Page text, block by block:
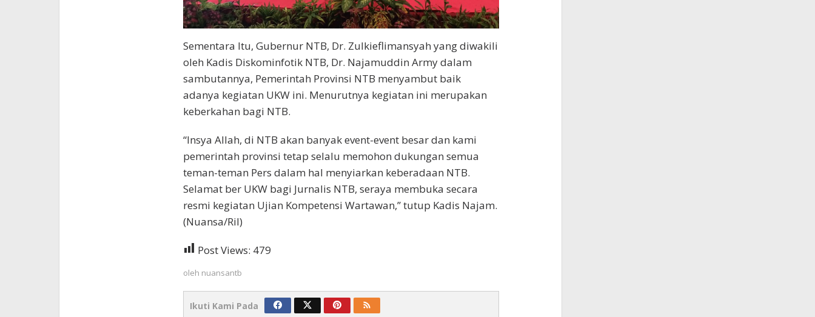
Sementara Itu, Gubernur NTB, Dr. Zulkieflimansyah yang diwakili
oleh Kadis Diskominfotik NTB, Dr. Najamuddin Army dalam
sambutannya, Pemerintah Provinsi NTB menyambut baik
adanya kegiatan UKW ini. Menurutnya kegiatan ini merupakan
keberkahan bagi NTB.
“Insya Allah, di NTB akan banyak event-event besar dan kami
pemerintah provinsi tetap selalu memohon dukungan semua
teman-teman Pers dalam hal menyiarkan keberadaan NTB.
Selamat ber UKW bagi Jurnalis NTB, seraya membuka secara
resmi kegiatan Ujian Kompetensi Wartawan,’’ tutup Kadis Najam.
(Nuansa/Ril)
Post Views: 479
oleh nuansantb
Ikuti Kami Pada